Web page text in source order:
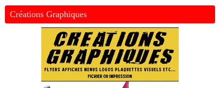
Créations Graphiques